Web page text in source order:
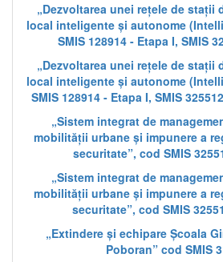
„Dezvoltarea unei rețele de stații
local inteligente și autonome
SMIS 128914 - Etapa I, SMIS
„Dezvoltarea unei rețele de stații
local inteligente și autonome
SMIS 128914 - Etapa I, SMIS
„Sistem integrat de
mobilității urbane și impunere a
securitate”, cod SMIS
„Sistem integrat de
mobilității urbane și impunere a
securitate”, cod SMIS
„Extindere și echipare Școala
Poboran” cod SMIS